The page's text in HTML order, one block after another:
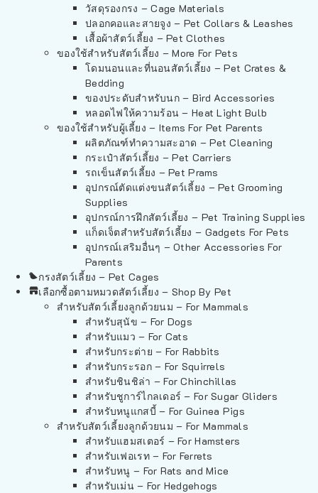
วัสดุรองกรง – Cage Materials
ปลอกคอและสายจูง – Pet Collars & Leashes
เสื้อผ้าสัตว์เลี้ยง – Pet Clothes
ของใช้สำหรับสัตว์เลี้ยง – More For Pets
โดมนอนและที่นอนสัตว์เลี้ยง – Pet Crates &
Bedding
ของประดับสำหรับนก – Bird Accessories
หลอดไฟให้ความร้อน – Heat Light Bulb
ของใช้สำหรับผู้เลี้ยง – Items For Pet Parents
ผลิตภัณฑ์ทำความสะอาด – Pet Cleaning
กระเป๋าสัตว์เลี้ยง – Pet Carriers
รถเข็นสัตว์เลี้ยง – Pet Prams
อุปกรณ์ตัดแต่งขนสัตว์เลี้ยง – Pet Grooming
Supplies
อุปกรณ์การฝึกสัตว์เลี้ยง – Pet Training Supplies
แก็ดเจ็ตสำหรับสัตว์เลี้ยง – Gadgets For Pets
อุปกรณ์เสริมอื่นๆ – Other Accessories For
Parents
กรงสัตว์เลี้ยง – Pet Cages
เลือกซื้อตามหมวดสัตว์เลี้ยง – Shop By Pet
สำหรับสัตว์เลี้ยงลูกด้วยนม – For Mammals
สำหรับสุนัข – For Dogs
สำหรับแมว – For Cats
สำหรับกระต่าย – For Rabbits
สำหรับกระรอก – For Squirrels
สำหรับชินชิล่า – For Chinchillas
สำหรับชูการ์ไกลเดอร์ – For Sugar Gliders
สำหรับหนูแกสบี้ – For Guinea Pigs
สำหรับสัตว์เลี้ยงลูกด้วยนม – For Mammals
สำหรับแฮมสเตอร์ – For Hamsters
สำหรับเฟอเรท – For Ferrets
สำหรับหนู – For Rats and Mice
สำหรับเม่น – For Hedgehogs